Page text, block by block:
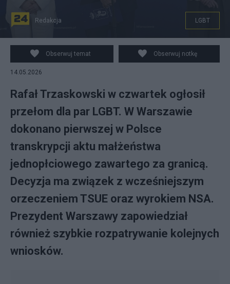
Redakcja LGBT
Obserwuj temat Obserwuj notkę
14.05.2026
Rafał Trzaskowski w czwartek ogłosił
przełom dla par LGBT. W Warszawie
dokonano pierwszej w Polsce
transkrypcji aktu małżeństwa
jednopłciowego zawartego za granicą.
Decyzja ma związek z wcześniejszym
orzeczeniem TSUE oraz wyrokiem NSA.
Prezydent Warszawy zapowiedział
również szybkie rozpatrywanie kolejnych
wniosków.